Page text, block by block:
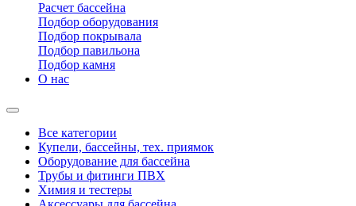
Расчет бассейна
Подбор оборудования
Подбор покрывала
Подбор павильона
Подбор камня
О нас
Все категории
Купели, бассейны, тех. приямок
Оборудование для бассейна
Трубы и фитинги ПВХ
Химия и тестеры